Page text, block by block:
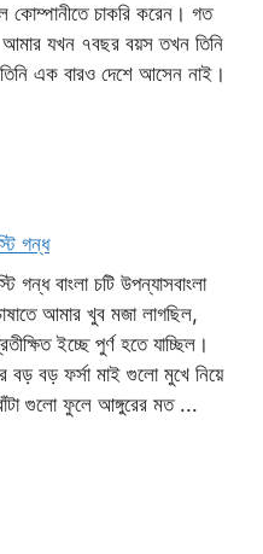
কোম্পানীতে চাকরি করেন। গত
যখন ৭বছর বয়স তখন তিনি
এক বারও দেশে আসেন নাই।
গন্ধ
গন্ধ বাংলা চটি উপন্যাসবাংলা
আমার খুব মজা লাগছিল,
ইচ্ছে পুর্ণ হতে যাচ্ছিল।
বড় ফর্সা মাই গুলো মুখে নিয়ে
গুলো ফুলে আঙ্গুরের মত ...